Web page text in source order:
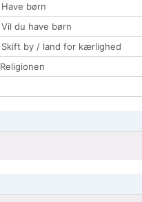
Have børn
Vil du have børn
Skift by / land for kærlighed
Religionen